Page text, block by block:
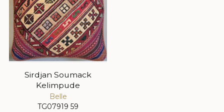
Sirdjan Soumack
Kelimpude
Belle
TG07919 59